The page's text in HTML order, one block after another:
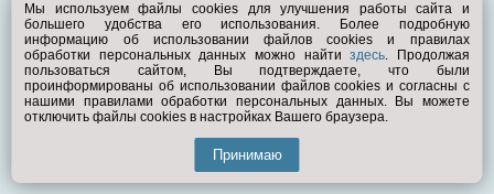
© Exist.ru 1998—2026
Мы используем файлы cookies для улучшения работы сайта и
большего удобства его использования. Более подробную
информацию об использовании файлов cookies и правилах
обработки персональных данных можно найтиздесь. Продолжая
пользоваться сайтом, Вы подтверждаете, что были
проинформированы об использовании файлов cookies и согласны с
нашими правилами обработки персональных данных. Вы можете
отключить файлы cookies в настройках Вашего браузера.
Принимаю